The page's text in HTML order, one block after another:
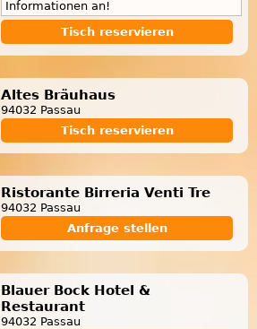
Informationen an!
Tisch reservieren
Altes Bräuhaus
94032 Passau
Tisch reservieren
Ristorante Birreria Venti Tre
94032 Passau
Anfrage stellen
Blauer Bock Hotel &
Restaurant
94032 Passau